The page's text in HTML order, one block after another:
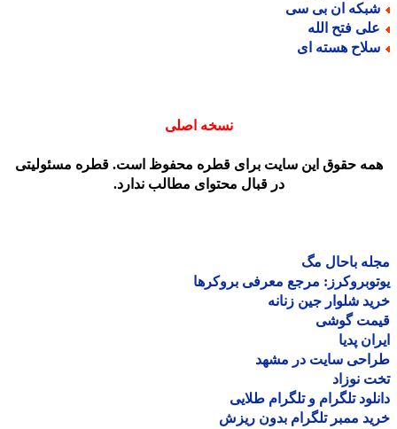
ان بی سی
فتح الله
هسته ای
نسخه اصلی
حقوق این سایت برای قطره محفوظ است. قطره مسئولیتی
در قبال محتوای مطالب ندارد.
باحال مگ
مرجع معرفی بروکرها
شلوار جین زنانه
گوشی
پدیا
سایت در مشهد
نوزاد
تلگرام و تلگرام طلایی
ممبر تلگرام بدون ریزش